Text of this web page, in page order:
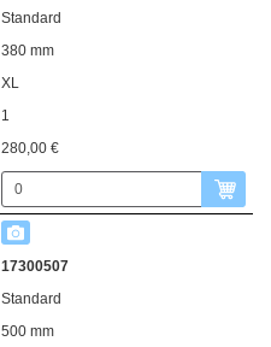
Standard
380 mm
XL
1
280,00 €
17300507
Standard
500 mm